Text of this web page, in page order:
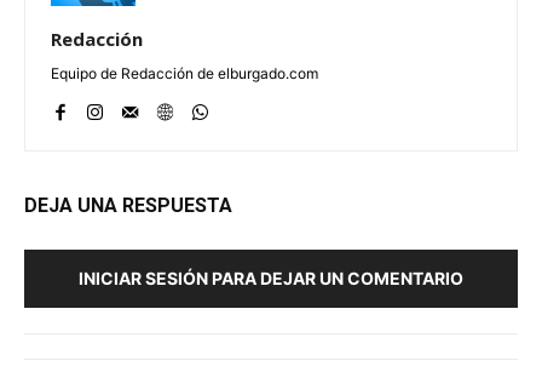
Redacción
Equipo de Redacción de elburgado.com
DEJA UNA RESPUESTA
INICIAR SESIÓN PARA DEJAR UN COMENTARIO